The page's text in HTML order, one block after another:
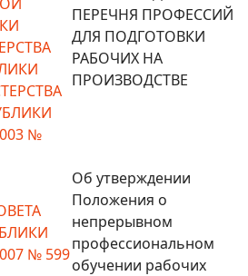
№
ПЕРЕЧНЯ ПРОФЕССИЙ
ДЛЯ ПОДГОТОВКИ
РАБОЧИХ НА
ПРОИЗВОДСТВЕ
№ 599
Об утверждении
Положения о
непрерывном
профессиональном
обучении рабочих